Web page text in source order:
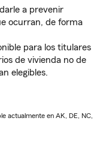
a prevenir
ocurran, de forma
para los titulares
de vivienda no de
elegibles.
actualmente en AK, DE, NC,